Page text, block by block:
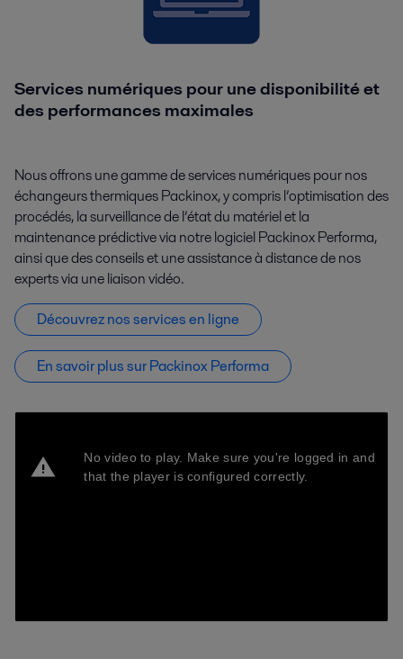
Services numériques pour une disponibilité et
des performances maximales
Nous offrons une gamme de services numériques pour nos
échangeurs thermiques Packinox, y compris l’optimisation des
procédés, la surveillance de l’état du matériel et la
maintenance prédictive via notre logiciel Packinox Performa,
ainsi que des conseils et une assistance à distance de nos
experts via une liaison vidéo.
Découvrez nos services en ligne
En savoir plus sur Packinox Performa